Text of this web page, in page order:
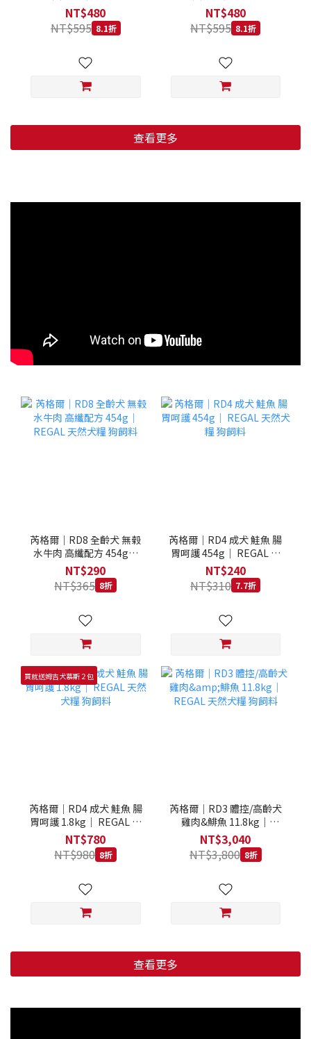
低穀鱈魚甜橙 小顆粒 800G
NT$480
NT$595 8.1折
羊肉藍莓 小顆粒 800G
NT$480
NT$595 8.1折
查看更多
芮格爾｜RD8 全齡犬 無榖
水牛肉 高纖配方 454g｜
REGAL 天然犬糧 狗飼料
NT$290
NT$365 8折
芮格爾｜RD4 成犬 鮭魚 腸
胃呵護 454g｜ REGAL 天
然犬糧 狗飼料
NT$240
NT$310 7.7折
買就送姆吉犬慕斯２包
芮格爾｜RD4 成犬 鮭魚 腸
胃呵護 1.8kg｜ REGAL 天
然犬糧 狗飼料
NT$780
NT$980 8折
芮格爾｜RD3 體控/高齡犬
雞肉&鯡魚 11.8kg｜
REGAL 天然犬糧 狗飼料
NT$3,040
NT$3,800 8折
查看更多